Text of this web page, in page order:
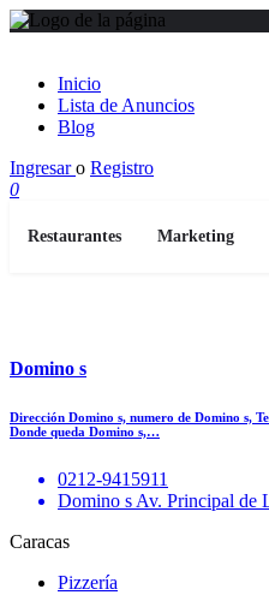
Inicio
Lista de Anuncios
Blog
Ingresaro Registro
0
Restaurantes Marketing
Domino s
Dirección Domino s, numero de Domino s,
Donde queda Domino s,…
0212-9415911
Domino s Av. Principal de
Caracas
Pizzería